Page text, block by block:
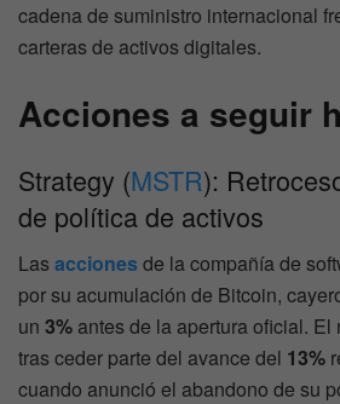
cadena de suministro internacional
carteras de activos digitales.
Acciones a seguir
Strategy (MSTR):
de política de activos
Lasacciones de la compañía de
por su acumulación de Bitcoin,
un 3% antes de la apertura oficial. El
tras ceder parte del avance del 13%
cuando anunció el abandono de su